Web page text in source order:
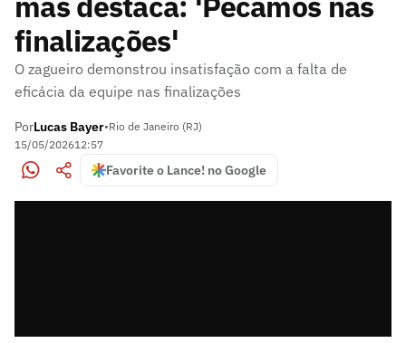
finalizações'
O zagueiro demonstrou insatisfação com a falta de
eficácia da equipe nas finalizações
PorLucas Bayer•Rio de Janeiro (RJ)
15/05/202612:57
Favorite o Lance! no Google